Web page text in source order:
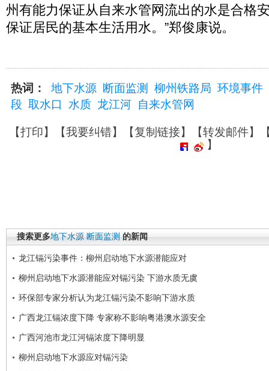
州有能力保证从自来水管网流出的水是合格
保证居民的基本生活用水。”郑俊康说。
热词： 地下水源 断面监测 柳州铁路局 环境事件
段 取水口 水质 龙江河 自来水管网
【打印】【我要纠错】【复制链接】【转发邮件】
】
搜索更多地下水源 断面监测 的新闻
龙江镉污染事件：柳州启动地下水源潜能应对
柳州启动地下水源潜能应对镉污染 下游水质无虞
环保部专家分析认为龙江镉污染不影响下游水质
广西龙江镉浓度下降 专家称不影响粤港澳水源安全
广西河池市龙江河镉浓度下降明显
柳州启动地下水源应对镉污染